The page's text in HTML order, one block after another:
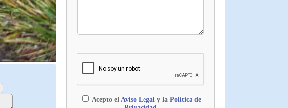
Acepto el Aviso Legaly la Política de